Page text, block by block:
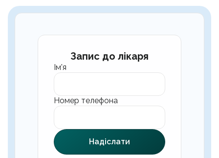
Аналізи
Запис до лікаря
Ім'я
Номер телефона
Надіслати